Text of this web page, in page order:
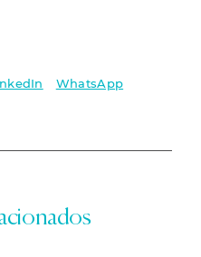
WhatsApp